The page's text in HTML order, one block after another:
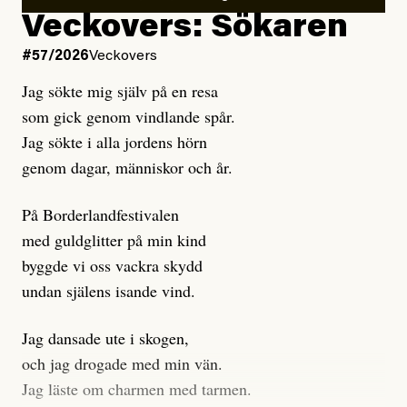
Kuhn och Sassarinis-McGowan hävdar att
Dagens ETC arbetar med ”opålitliga källor” för att
klickbete är inte intressant för Dagens ETC.
Journalistiken är låst. En klatschig men korrekt rubrik
gör förhoppningsvis att en nyfiken beställer
prenumeration, men den avslutas sekunder senare om
dessa granskningar på olika källor, alltifrån domar till
en mängd intervjupersoner, inklusive generös
möjlighet att bemöta för såväl personen vars motiv att
engagera sig i Palestinarörelsen ifrågasätts som de
grupper där Säpo-resursen samlade in uppgifter.
Researchen är grundlig.
Möjligen är det egentligen inte journalistikens metod
Veckovers: Sökaren
#57/2026Veckovers
Jag sökte mig själv på en resa
som gick genom vindlande spår.
Jag sökte i alla jordens hörn
genom dagar, människor och år.
På Borderlandfestivalen
med guldglitter på min kind
byggde vi oss vackra skydd
undan själens isande vind.
Jag dansade ute i skogen,
och jag drogade med min vän.
Jag läste om charmen med tarmen.